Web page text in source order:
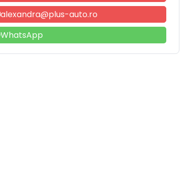
alexandra@plus-auto.ro
WhatsApp